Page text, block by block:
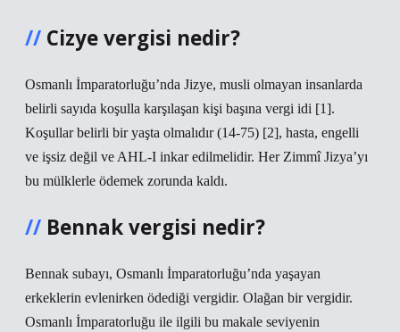
Cizye vergisi nedir?
Osmanlı İmparatorluğu’nda Jizye, musli olmayan insanlarda
belirli sayıda koşulla karşılaşan kişi başına vergi idi [1].
Koşullar belirli bir yaşta olmalıdır (14-75) [2], hasta, engelli
ve işsiz değil ve AHL-I inkar edilmelidir. Her Zimmî Jizya’yı
bu mülklerle ödemek zorunda kaldı.
Bennak vergisi nedir?
Bennak subayı, Osmanlı İmparatorluğu’nda yaşayan
erkeklerin evlenirken ödediği vergidir. Olağan bir vergidir.
Osmanlı İmparatorluğu ile ilgili bu makale seviyenin